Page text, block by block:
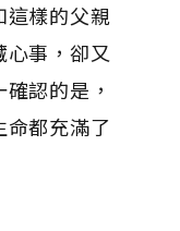
這樣的父親
事，卻又
認的是，
都充滿了